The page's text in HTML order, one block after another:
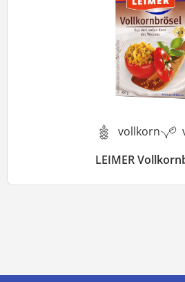
vollkorn
LEIMER